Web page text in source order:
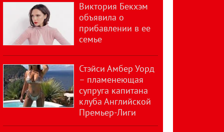
Виктория Бекхэм
объявила о
прибавлении в ее
семье
Стэйси Амбер Уорд
– пламенеющая
супруга капитана
клуба Английской
Премьер-Лиги